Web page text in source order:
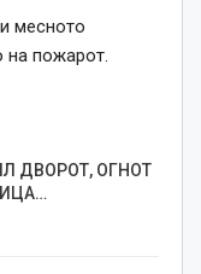
месното
на пожарот.
ДВОРОТ, ОГНОТ